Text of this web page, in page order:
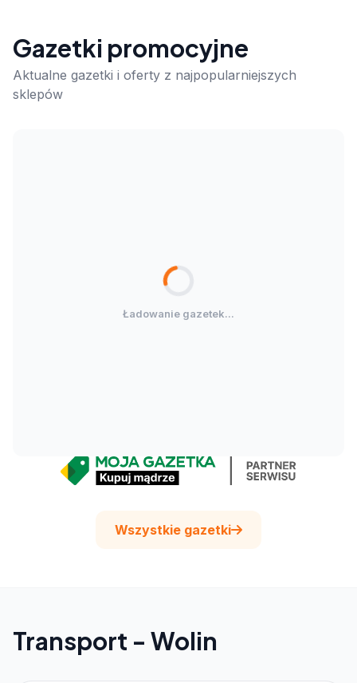
Gazetki promocyjne
Aktualne gazetki i oferty z najpopularniejszych
sklepów
Ładowanie gazetek...
Wszystkie gazetki
Transport - Wolin